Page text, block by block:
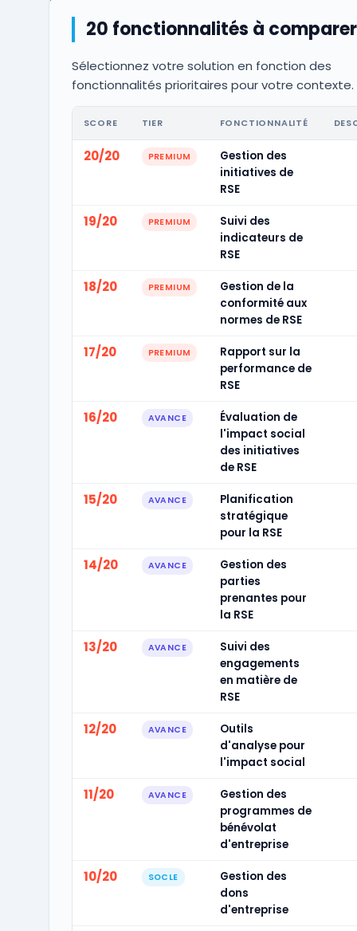
20 fonctionnalités à comparer
Sélectionnez votre solution en fonction des
fonctionnalités prioritaires pour votre contexte.
SCORE TIER FONCTIONNALITÉ
20/20 PREMIUM
Gestion des
initiatives de
RSE
19/20 PREMIUM
Suivi des
indicateurs de
RSE
18/20 PREMIUM
Gestion de la
conformité aux
normes de RSE
17/20 PREMIUM
Rapport sur la
performance de
RSE
16/20 AVANCE
Évaluation de
l'impact social
des initiatives
de RSE
15/20 AVANCE
Planification
stratégique
pour la RSE
14/20 AVANCE
Gestion des
parties
prenantes pour
la RSE
13/20 AVANCE
Suivi des
engagements
en matière de
RSE
12/20 AVANCE
Outils
d'analyse pour
l'impact social
11/20 AVANCE
Gestion des
programmes de
bénévolat
d'entreprise
10/20 SOCLE
Gestion des
dons
d'entreprise